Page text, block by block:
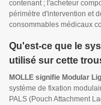
contenant ; l'acheteur
périmètre d'intervention et
consommables médicaux
Qu'est-ce que le
utilisé sur cette
MOLLE signifie Modular
système de fixation
PALS (Pouch Attachment